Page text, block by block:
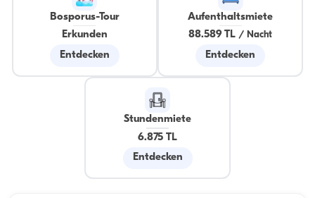
Bosporus-Tour
Erkunden
Entdecken
Aufenthaltsmiete
88.589 TL / Nacht
Entdecken
Stundenmiete
6.875 TL
Entdecken